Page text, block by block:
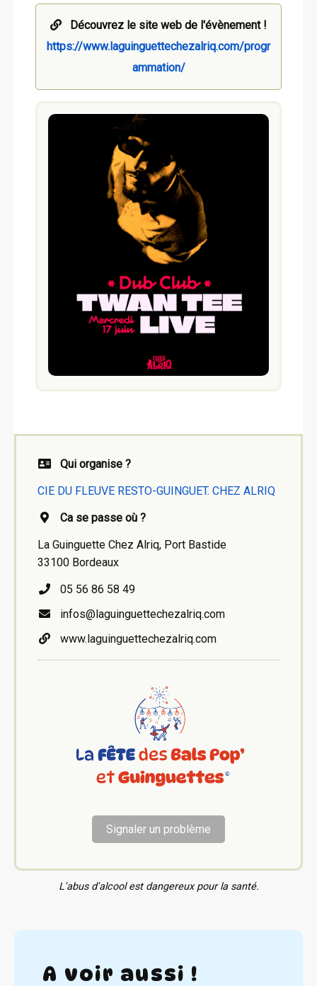
Découvrez le site web de l'évènement !
https://www.laguinguettechezalriq.com/progr
ammation/
Qui organise ?
CIE DU FLEUVE RESTO-GUINGUET. CHEZ ALRIQ
Ca se passe où ?
La Guinguette Chez Alriq, Port Bastide
33100 Bordeaux
05 56 86 58 49
infos@laguinguettechezalriq.com
www.laguinguettechezalriq.com
Signaler un problème
L'abus d'alcool est dangereux pour la santé.
A voir aussi !